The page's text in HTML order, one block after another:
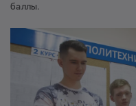
баллы.